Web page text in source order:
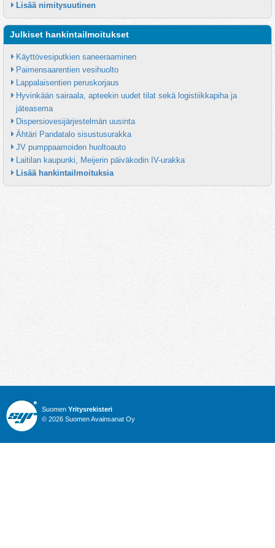
Lisää nimitysuutinen
Julkiset hankintailmoitukset
Käyttövesiputkien saneeraaminen
Paimensaarentien vesihuolto
Lappalaisentien peruskorjaus
Hyvinkään sairaala, apteekin uudet tilat sekä logistiikkapiha ja
jäteasema
Dispersiovesijärjestelmän uusinta
Ähtäri Pandatalo sisustusurakka
JV pumppaamoiden huoltoauto
Laitilan kaupunki, Meijerin päiväkodin IV-urakka
Lisää hankintailmoituksia
Suomen Yritysrekisteri
© 2026 Suomen Avainsanat Oy